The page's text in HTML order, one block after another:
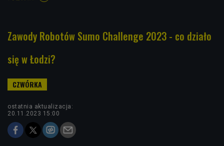
Zawody Robotów Sumo Challenge 2023 - co działo
się w Łodzi?
ostatnia aktualizacja:
20.11.2023 15:00